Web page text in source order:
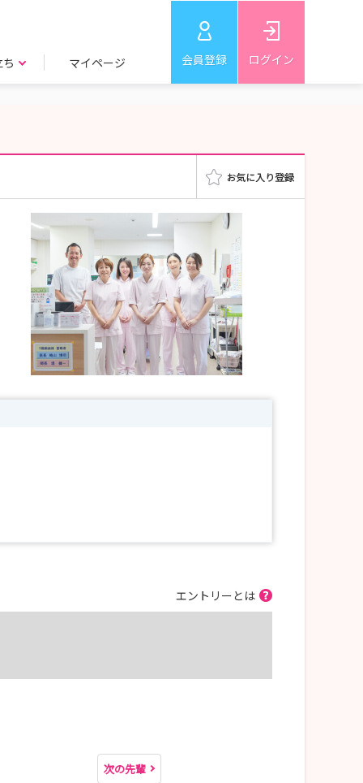
マイページ 会員登録 ログイン
エントリーとは
次の先輩